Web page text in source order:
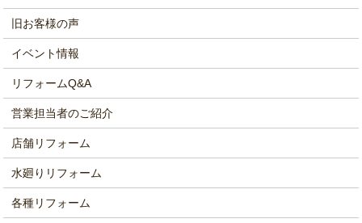
旧お客様の声
イベント情報
リフォームQ&A
営業担当者のご紹介
店舗リフォーム
水廻りリフォーム
各種リフォーム